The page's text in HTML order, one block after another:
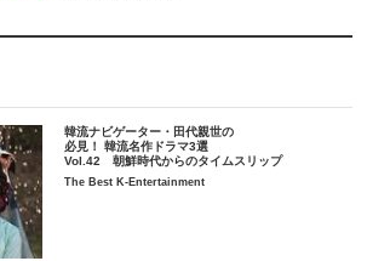
韓流ナビゲーター・田代親世の
必見！ 韓流名作ドラマ3選
Vol.42 朝鮮時代からのタイムスリップ
The Best K-Entertainment